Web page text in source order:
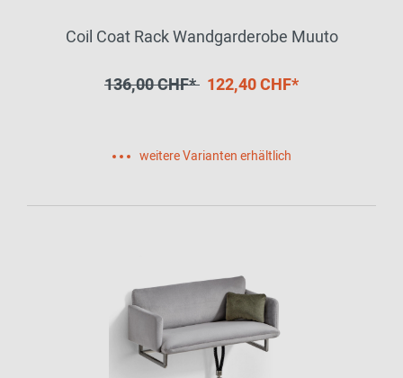
Coil Coat Rack Wandgarderobe Muuto
136,00 CHF* 122,40 CHF*
weitere Varianten erhältlich